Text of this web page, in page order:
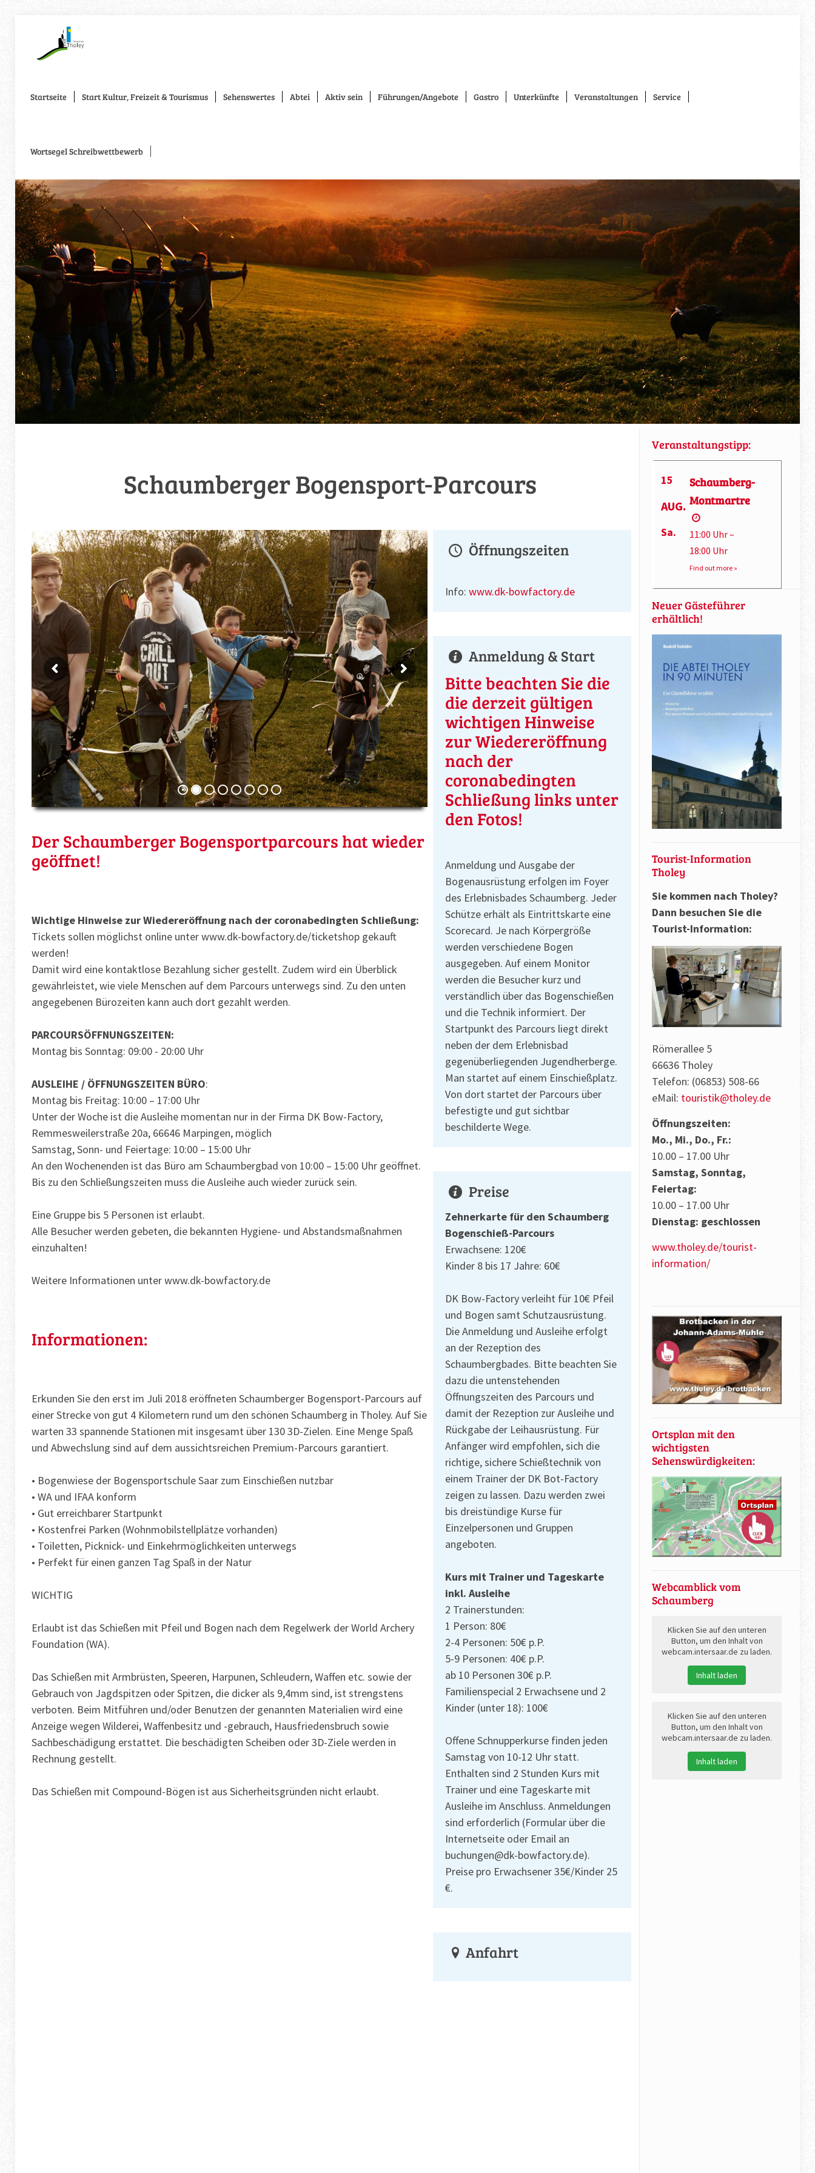
Startseite Start Kultur, Freizeit & Tourismus Sehenswertes Abtei Aktiv sein Führungen/Angebote Gastro Unterkünfte Veranstaltungen Service
Wortsegel Schreibwettbewerb
Schaumberger Bogensport-Parcours
Der Schaumberger Bogensportparcours hat wieder
geöffnet!
Wichtige Hinweise zur Wiedereröffnung nach der coronabedingten Schließung:
Tickets sollen möglichst online unter www.dk-bowfactory.de/ticketshop gekauft
werden!
Damit wird eine kontaktlose Bezahlung sicher gestellt. Zudem wird ein Überblick
gewährleistet, wie viele Menschen auf dem Parcours unterwegs sind. Zu den unten
angegebenen Bürozeiten kann auch dort gezahlt werden.
PARCOURSÖFFNUNGSZEITEN:
Montag bis Sonntag: 09:00 - 20:00 Uhr
AUSLEIHE / ÖFFNUNGSZEITEN BÜRO:
Montag bis Freitag: 10:00 – 17:00 Uhr
Unter der Woche ist die Ausleihe momentan nur in der Firma DK Bow-Factory,
Remmesweilerstraße 20a, 66646 Marpingen, möglich
Samstag, Sonn- und Feiertage: 10:00 – 15:00 Uhr
An den Wochenenden ist das Büro am Schaumbergbad von 10:00 – 15:00 Uhr geöffnet.
Bis zu den Schließungszeiten muss die Ausleihe auch wieder zurück sein.
Eine Gruppe bis 5 Personen ist erlaubt.
Alle Besucher werden gebeten, die bekannten Hygiene- und Abstandsmaßnahmen
einzuhalten!
Weitere Informationen unter www.dk-bowfactory.de
Informationen:
Erkunden Sie den erst im Juli 2018 eröffneten Schaumberger Bogensport-Parcours auf
einer Strecke von gut 4 Kilometern rund um den schönen Schaumberg in Tholey. Auf Sie
warten 33 spannende Stationen mit insgesamt über 130 3D-Zielen. Eine Menge Spaß
und Abwechslung sind auf dem aussichtsreichen Premium-Parcours garantiert.
• Bogenwiese der Bogensportschule Saar zum Einschießen nutzbar
• WA und IFAA konform
• Gut erreichbarer Startpunkt
• Kostenfrei Parken (Wohnmobilstellplätze vorhanden)
• Toiletten, Picknick- und Einkehrmöglichkeiten unterwegs
• Perfekt für einen ganzen Tag Spaß in der Natur
WICHTIG
Erlaubt ist das Schießen mit Pfeil und Bogen nach dem Regelwerk der World Archery
Foundation (WA).
Das Schießen mit Armbrüsten, Speeren, Harpunen, Schleudern, Waffen etc. sowie der
Gebrauch von Jagdspitzen oder Spitzen, die dicker als 9,4mm sind, ist strengstens
verboten. Beim Mitführen und/oder Benutzen der genannten Materialien wird eine
Anzeige wegen Wilderei, Waffenbesitz und -gebrauch, Hausfriedensbruch sowie
Sachbeschädigung erstattet. Die beschädigten Scheiben oder 3D-Ziele werden in
Rechnung gestellt.
Das Schießen mit Compound-Bögen ist aus Sicherheitsgründen nicht erlaubt.
Öffnungszeiten
Info:www.dk-bowfactory.de
Anmeldung & Start
Bitte beachten Sie die
die derzeit gültigen
wichtigen Hinweise
zur Wiedereröffnung
nach der
coronabedingten
Schließung links unter
den Fotos!
Anmeldung und Ausgabe der
Bogenausrüstung erfolgen im Foyer
des Erlebnisbades Schaumberg. Jeder
Schütze erhält als Eintrittskarte eine
Scorecard. Je nach Körpergröße
werden verschiedene Bogen
ausgegeben. Auf einem Monitor
werden die Besucher kurz und
verständlich über das Bogenschießen
und die Technik informiert. Der
Startpunkt des Parcours liegt direkt
neben der dem Erlebnisbad
gegenüberliegenden Jugendherberge.
Man startet auf einem Einschießplatz.
Von dort startet der Parcours über
befestigte und gut sichtbar
beschilderte Wege.
Preise
Zehnerkarte für den Schaumberg
Bogenschieß-Parcours
Erwachsene: 120€
Kinder 8 bis 17 Jahre: 60€
DK Bow-Factory verleiht für 10€ Pfeil
und Bogen samt Schutzausrüstung.
Die Anmeldung und Ausleihe erfolgt
an der Rezeption des
Schaumbergbades. Bitte beachten Sie
dazu die untenstehenden
Öffnungszeiten des Parcours und
damit der Rezeption zur Ausleihe und
Rückgabe der Leihausrüstung. Für
Anfänger wird empfohlen, sich die
richtige, sichere Schießtechnik von
einem Trainer der DK Bot-Factory
zeigen zu lassen. Dazu werden zwei
bis dreistündige Kurse für
Einzelpersonen und Gruppen
angeboten.
Kurs mit Trainer und Tageskarte
inkl. Ausleihe
2 Trainerstunden:
1 Person: 80€
2-4 Personen: 50€ p.P.
5-9 Personen: 40€ p.P.
ab 10 Personen 30€ p.P.
Familienspecial 2 Erwachsene und 2
Kinder (unter 18): 100€
Offene Schnupperkurse finden jeden
Samstag von 10-12 Uhr statt.
Enthalten sind 2 Stunden Kurs mit
Trainer und eine Tageskarte mit
Ausleihe im Anschluss. Anmeldungen
sind erforderlich (Formular über die
Internetseite oder Email an
buchungen@dk-bowfactory.de).
Preise pro Erwachsener 35€/Kinder 25
€.
Anfahrt
Veranstaltungstipp:
15
AUG.
Sa.
Schaumberg-
Montmartre
11:00 Uhr –
18:00 Uhr
Find out more »
Neuer Gästeführer
erhältlich!
Tourist-Information
Tholey
Sie kommen nach Tholey?
Dann besuchen Sie die
Tourist-Information:
Römerallee 5
66636 Tholey
Telefon: (06853) 508-66
eMail: touristik@tholey.de
Öffnungszeiten:
Mo., Mi., Do., Fr.:
10.00 – 17.00 Uhr
Samstag, Sonntag,
Feiertag:
10.00 – 17.00 Uhr
Dienstag: geschlossen
www.tholey.de/tourist-
information/
Ortsplan mit den
wichtigsten
Sehenswürdigkeiten:
Webcamblick vom
Schaumberg
Klicken Sie auf den unteren
Button, um den Inhalt von
webcam.intersaar.de zu laden.
Inhalt laden
Klicken Sie auf den unteren
Button, um den Inhalt von
webcam.intersaar.de zu laden.
Inhalt laden